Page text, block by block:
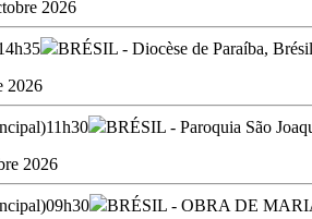
2026
BRÉSIL - Diocèse de Paraíba, Brésil
2026
11h30 BRÉSIL - Paroquia São
2026
09h30 BRÉSIL - OBRA DE